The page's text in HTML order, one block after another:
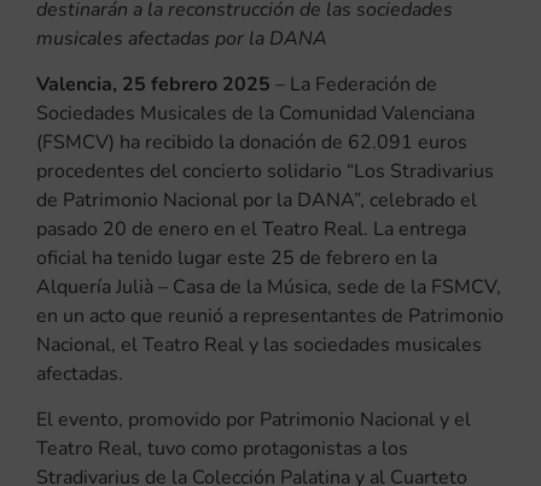
destinarán a la reconstrucción de las sociedades
musicales afectadas por la DANA
Valencia, 25 febrero 2025 – La Federación de
Sociedades Musicales de la Comunidad Valenciana
(FSMCV) ha recibido la donación de 62.091 euros
procedentes del concierto solidario “Los Stradivarius
de Patrimonio Nacional por la DANA”, celebrado el
pasado 20 de enero en el Teatro Real. La entrega
oficial ha tenido lugar este 25 de febrero en la
Alquería Julià – Casa de la Música, sede de la FSMCV,
en un acto que reunió a representantes de Patrimonio
Nacional, el Teatro Real y las sociedades musicales
afectadas.
El evento, promovido por Patrimonio Nacional y el
Teatro Real, tuvo como protagonistas a los
Stradivarius de la Colección Palatina y al Cuarteto